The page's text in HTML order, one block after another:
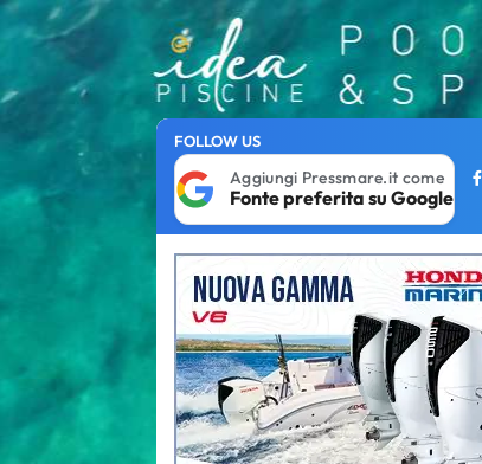
FOLLOW US
Aggiungi Pressmare.it come
Fonte preferita su Google